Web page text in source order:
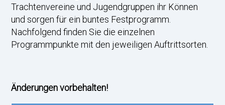
Trachtenvereine und Jugendgruppen ihr Können
und sorgen für ein buntes Festprogramm.
Nachfolgend finden Sie die einzelnen
Programmpunkte mit den jeweiligen Auftrittsorten.
Änderungen vorbehalten!